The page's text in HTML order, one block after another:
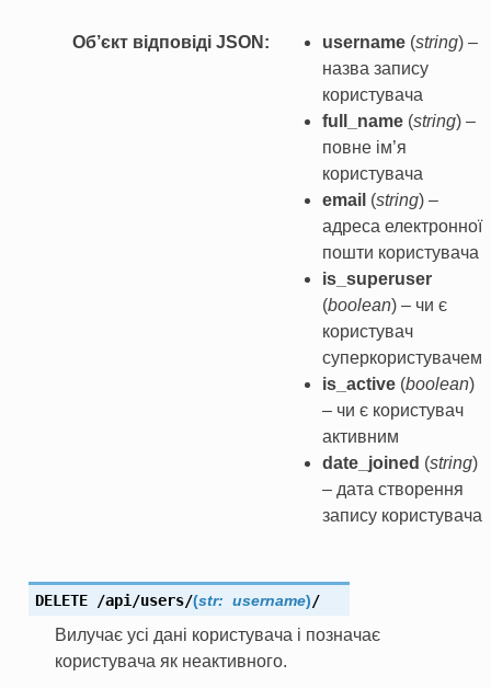
Об’єкт відповіді JSON username(string) –
назва запису
користувача
full_name(string) –
повне ім’я
користувача
email (string) –
адреса електронної
пошти користувача
is_superuser
(boolean) – чи є
користувач
суперкористувачем
is_active(boolean)
– чи є користувач
активним
date_joined (string)
– дата створення
запису користувача
DELETE /api/users/(str: username)/
Вилучає усі дані користувача і позначає
користувача як неактивного.